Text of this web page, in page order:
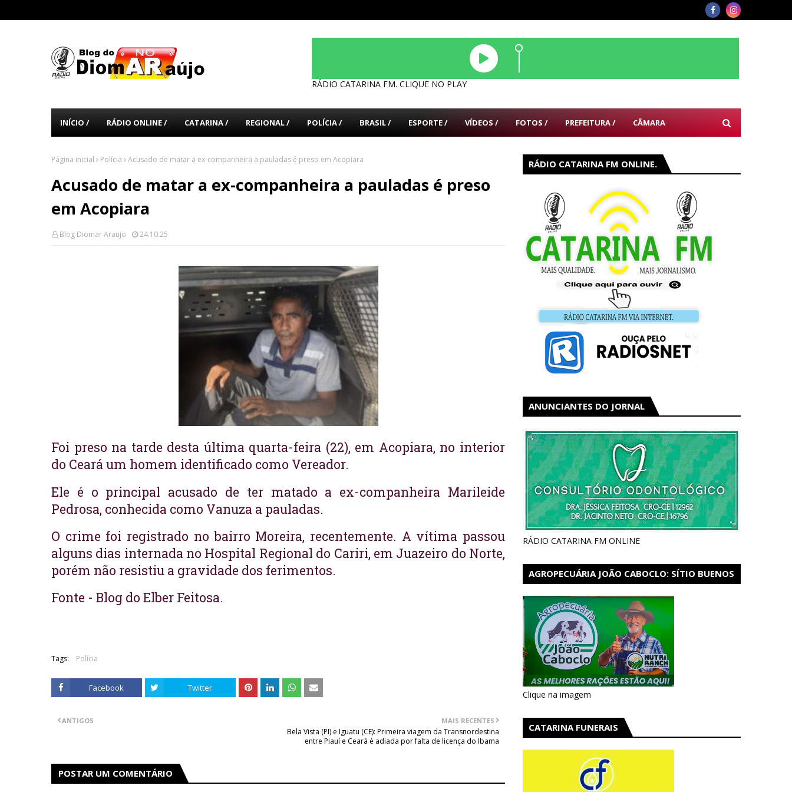
RÁDIO CATARINA FM. CLIQUE NO PLAY
INÍCIO / RÁDIO ONLINE / CATARINA / REGIONAL / POLÍCIA / BRASIL / ESPORTE / VÍDEOS / FOTOS / PREFEITURA / CÂMARA
Página inicial Polícia Acusado de matar a ex-companheira a pauladas é preso em Acopiara
Acusado de matar a ex-companheira a pauladas é preso
em Acopiara
Blog Diomar Araujo 24.10.25
Foi preso na tarde desta última quarta-feira (22), em Acopiara, no interior
do Ceará um homem identificado como Vereador.
Ele é o principal acusado de ter matado a ex-companheira Marileide
Pedrosa, conhecida como Vanuza a pauladas.
O crime foi registrado no bairro Moreira, recentemente. A vítima passou
alguns dias internada no Hospital Regional do Cariri, em Juazeiro do Norte,
porém não resistiu a gravidade dos ferimentos.
Fonte - Blog do Elber Feitosa.
Tags: Polícia
Facebook Twitter
MAIS RECENTES
Bela Vista (PI) e Iguatu (CE): Primeira viagem da Transnordestina
entre Piauí e Ceará é adiada por falta de licença do Ibama
ANTIGOS
POSTAR UM COMENTÁRIO
RÁDIO CATARINA FM ONLINE.
ANUNCIANTES DO JORNAL
RÁDIO CATARINA FM ONLINE
AGROPECUÁRIA JOÃO CABOCLO: SÍTIO BUENOS
Clique na imagem
CATARINA FUNERAIS